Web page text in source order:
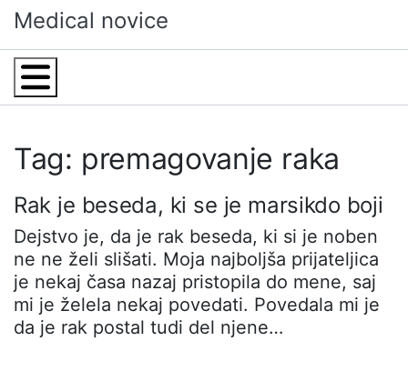
Skip
to
content
Medical novice
Menu
Tag: premagovanje raka
Rak je beseda, ki se je marsikdo boji
Dejstvo je, da je rak beseda, ki si je noben
ne ne želi slišati. Moja najboljša prijateljica
je nekaj časa nazaj pristopila do mene, saj
mi je želela nekaj povedati. Povedala mi je
da je rak postal tudi del njene…